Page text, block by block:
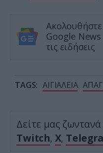
Google News
τις ειδήσεις
TAGS: ΑΙΓΙΑΛΕΙΑ
Δείτε μας
Twitch, X,